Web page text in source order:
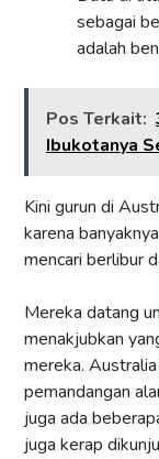
sebagai
adalah
Pos Terkait:
Ibukotanya
Kini gurun di
karena
mencari berlibur
Mereka datang
menakjubkan
mereka.
pemandangan
juga ada
juga kerap